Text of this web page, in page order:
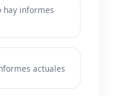
hay informes
actuales